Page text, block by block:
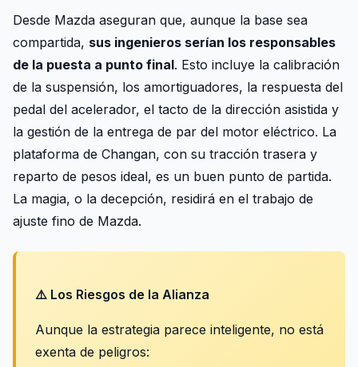
Desde Mazda aseguran que, aunque la base sea
compartida, sus ingenieros serían los responsables
de la puesta a punto final. Esto incluye la calibración
de la suspensión, los amortiguadores, la respuesta del
pedal del acelerador, el tacto de la dirección asistida y
la gestión de la entrega de par del motor eléctrico. La
plataforma de Changan, con su tracción trasera y
reparto de pesos ideal, es un buen punto de partida.
La magia, o la decepción, residirá en el trabajo de
ajuste fino de Mazda.
⚠️ Los Riesgos de la Alianza
Aunque la estrategia parece inteligente, no está
exenta de peligros: